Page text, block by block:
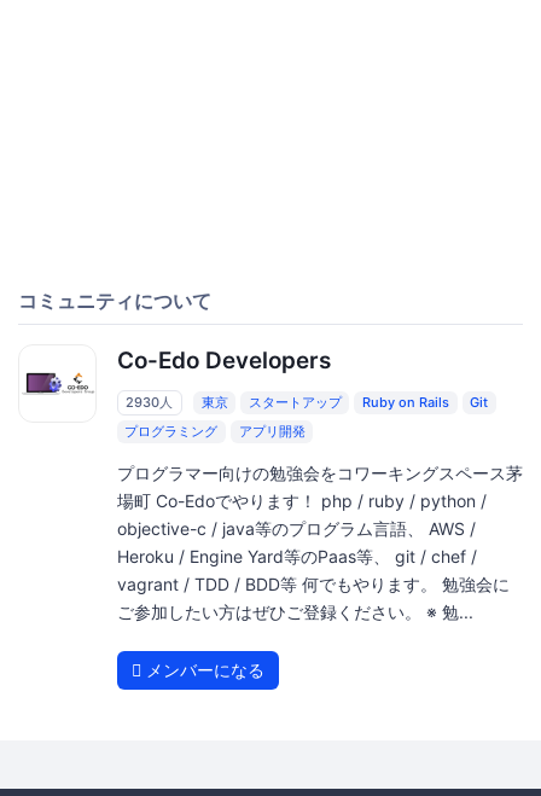
コミュニティについて
Co-Edo Developers
2930人 東京 スタートアップ Ruby on Rails
Git
プログラミング
アプリ開発
プログラマー向けの勉強会をコワーキングスペース茅
場町 Co-Edoでやります！ php / ruby / python /
objective-c / java等のプログラム言語、 AWS /
Heroku / Engine Yard等のPaas等、 git / chef /
vagrant / TDD / BDD等 何でもやります。 勉強会に
ご参加したい方はぜひご登録ください。 ※ 勉...
メンバーになる